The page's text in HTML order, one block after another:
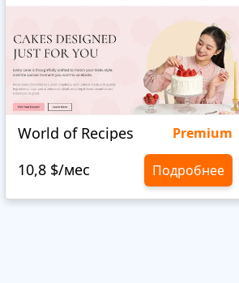
World of Recipes Premium
10,8 $/мес Подробнее